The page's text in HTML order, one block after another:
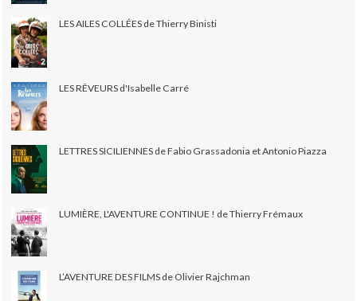
LES AILES COLLÉES de Thierry Binisti
LES RÊVEURS d'Isabelle Carré
LETTRES SICILIENNES de Fabio Grassadonia et Antonio Piazza
LUMIÈRE, L'AVENTURE CONTINUE ! de Thierry Frémaux
L’AVENTURE DES FILMS de Olivier Rajchman